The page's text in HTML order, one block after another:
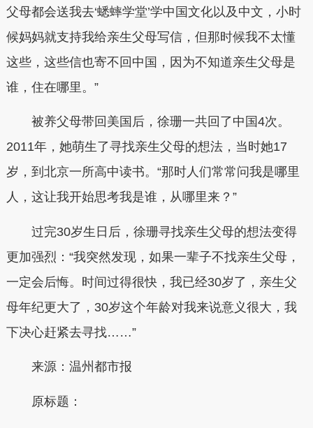
父母都会送我去‘蟋蟀学堂’学中国文化以及中文，小时
候妈妈就支持我给亲生父母写信，但那时候我不太懂
这些，这些信也寄不回中国，因为不知道亲生父母是
谁，住在哪里。”
被养父母带回美国后，徐珊一共回了中国4次。
2011年，她萌生了寻找亲生父母的想法，当时她17
岁，到北京一所高中读书。“那时人们常常问我是哪里
人，这让我开始思考我是谁，从哪里来？”
过完30岁生日后，徐珊寻找亲生父母的想法变得
更加强烈：“我突然发现，如果一辈子不找亲生父母，
一定会后悔。时间过得很快，我已经30岁了，亲生父
母年纪更大了，30岁这个年龄对我来说意义很大，我
下决心赶紧去寻找……”
来源：温州都市报
原标题：